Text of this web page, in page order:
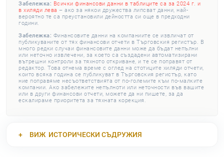
Забележка: Всички финансови данни в таблиците са за 2024 г. и
в хиляди лева – ако за някои дружества липсват данни, най-
вероятно те са преустановили дейността си още в предходни
години.
Забележка: Финансовите данни на компаниите се извличат от
публикуваните от тях финансови отчети в Търговския регистър. В
много редки случаи финансовите данни може да бъдат непълни
или неточно извлечени, за което са създадени автоматизирани
вътрешни контроли за тяхното откриване, и те се поправят от
редактор. Това отнема време с оглед на стотиците хиляди отчети,
които всяка година се публикуват в Търговския регистър, като
ние поправяме несъответствията от по-големите към по-малките
компании. Ако забележите непълноти или неточности във вашите
или в други финансови отчети, можете да ни пишете, за да
ескалираме приоритета за тяхната корекция.
ВИЖ ИСТОРИЧЕСКИ СЪДРУЖИЯ